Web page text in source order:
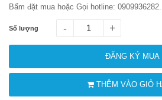
Bấm đặt mua hoặc Gọi hotline:
Số lượng - +
ĐĂNG KÝ MUA
THÊM VÀO GIỎ